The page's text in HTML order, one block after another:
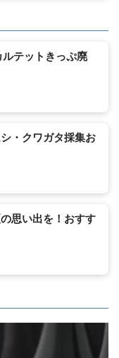
テットきっぷ廃
・クワガタ採集お
思い出を！おすす